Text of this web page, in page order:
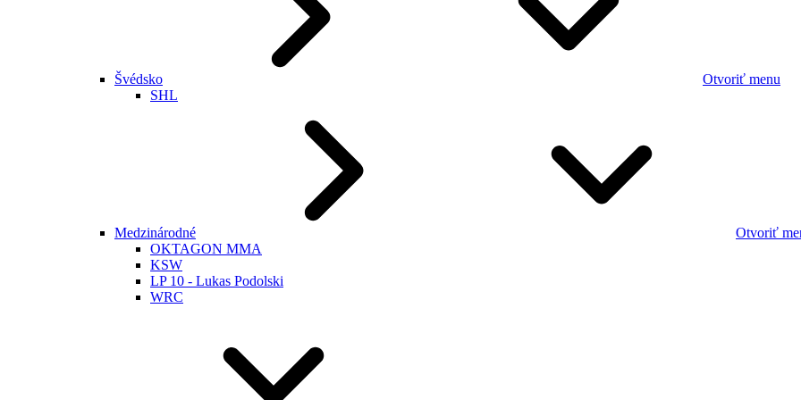
Švédsko
Otvoriť menu
SHL
Medzinárodné
Otvoriť
OKTAGON MMA
KSW
LP 10 - Lukas Podolski
WRC